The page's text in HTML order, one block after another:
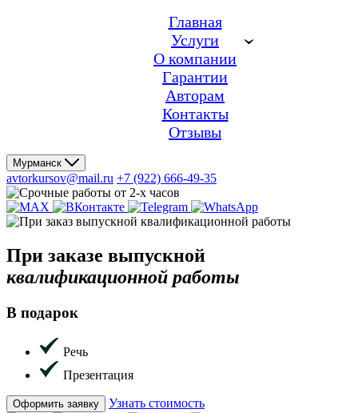
Главная
Услуги
О компании
Гарантии
Авторам
Контакты
Отзывы
Мурманск
avtorkursov@mail.ru +7 (922) 666-49-35
При заказе выпускной
квалификационной работы
В подарок
Речь
Презентация
Оформить заявку Узнать стоимость